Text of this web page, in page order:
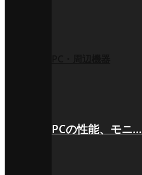
PCの性能、モニ…